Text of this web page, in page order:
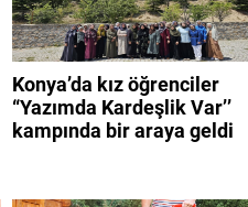
Konya’da kız öğrenciler
“Yazımda Kardeşlik Var’’
kampında bir araya geldi